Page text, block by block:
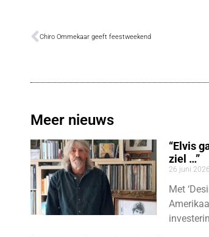
Chiro Ommekaar geeft feestweekend
Meer nieuws
“Elvis
ziel …”
26 juni 2026
Met